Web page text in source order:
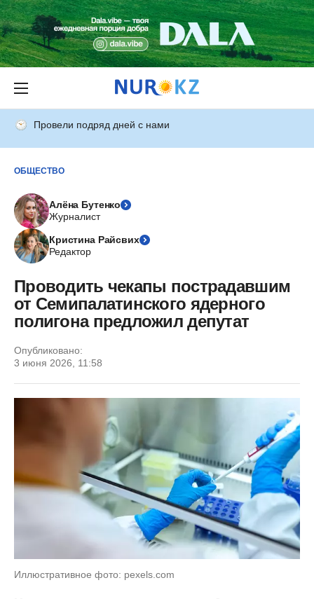
Провели подряд дней с нами
ОБЩЕСТВО
Алёна Бутенко
Журналист
Кристина Райсвих
Редактор
Проводить чекапы пострадавшим
от Семипалатинского ядерного
полигона предложил депутат
Опубликовано:
3 июня 2026, 11:58
Иллюстративное фото: pexels.com